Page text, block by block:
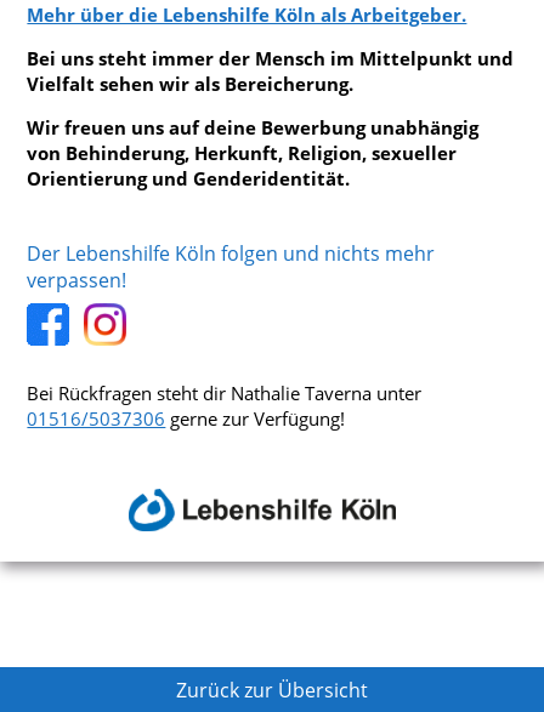
Mehr über die Lebenshilfe Köln als Arbeitgeber.
Bei uns steht immer der Mensch im Mittelpunkt und
Vielfalt sehen wir als Bereicherung.
Wir freuen uns auf deine Bewerbung unabhängig
von Behinderung, Herkunft, Religion, sexueller
Orientierung und Genderidentität.
Der Lebenshilfe Köln folgen und nichts mehr
verpassen!
Bei Rückfragen steht dir Nathalie Taverna unter
01516/5037306 gerne zur Verfügung!
Zurück zur Übersicht